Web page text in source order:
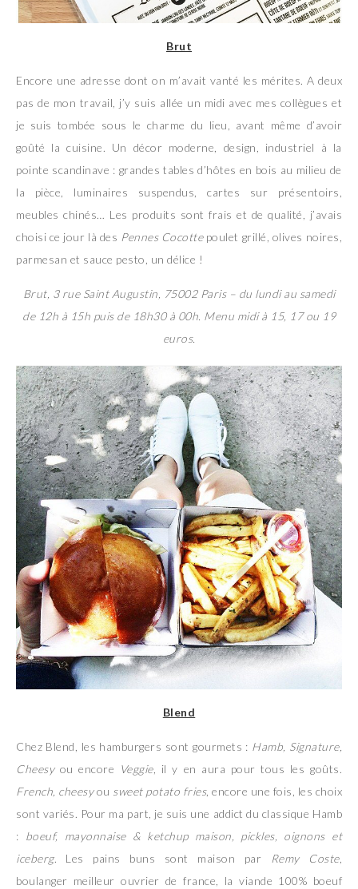
Brut
Encore une adresse dont on m’avait vanté les mérites. A deux
pas de mon travail, j’y suis allée un midi avec mes collègues et
je suis tombée sous le charme du lieu, avant même d’avoir
goûté la cuisine. Un décor moderne, design, industriel à la
pointe scandinave : grandes tables d’hôtes en bois au milieu de
la pièce, luminaires suspendus, cartes sur présentoirs,
meubles chinés… Les produits sont frais et de qualité, j’avais
choisi ce jour là des Pennes Cocottepoulet grillé, olives noires,
parmesan et sauce pesto, un délice !
Brut, 3 rue Saint Augustin, 75002 Paris – du lundi au samedi
de 12h à 15h puis de 18h30 à 00h. Menu midi à 15, 17 ou 19
euros.
Blend
Chez Blend, les hamburgers sont gourmets : Hamb, Signature,
Cheesyou encore Veggie, il y en aura pour tous les goûts.
French, cheesyou sweet potato fries, encore une fois, les choix
sont variés. Pour ma part, je suis une addict du classique Hamb
: boeuf, mayonnaise & ketchup maison, pickles, oignons et
iceberg. Les pains buns sont maison par Remy Coste,
boulanger meilleur ouvrier de france, la viande 100% boeuf